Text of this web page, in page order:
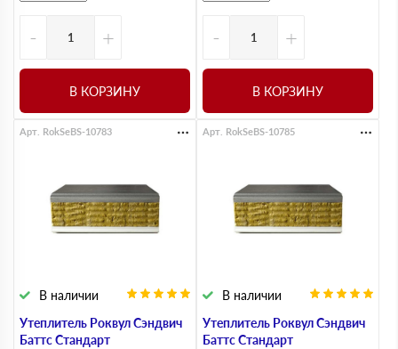
- +
В КОРЗИНУ
- +
В КОРЗИНУ
Утеплитель Роквул Сэндвич
Баттс Стандарт
В наличии
Арт. RokSeBS-10783
Утеплитель Роквул Сэндвич
Баттс Стандарт
В наличии
Арт. RokSeBS-10785